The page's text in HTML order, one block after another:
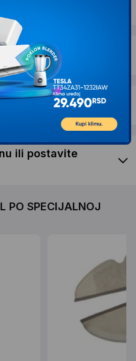
ili postavite
PO SPECIJALNOJ